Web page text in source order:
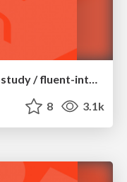
極める！メソッドチェーン #phpstudy / fluent-interface
8 3.1k